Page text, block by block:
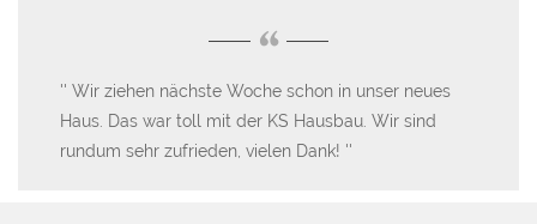
“
Wir ziehen nächste Woche schon in unser neues
Haus. Das war toll mit der KS Hausbau. Wir sind
rundum sehr zufrieden, vielen Dank!